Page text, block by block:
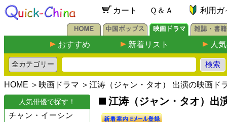
カート Ｑ＆Ａ 利用ガ
おすすめ 新着リスト 人
HOME ＞ 映画ドラマ ＞江涛（ジャン・タオ） 出演の映画ド
人気俳優で探す！
チャン・イーシン
江涛（ジャン・タオ）出